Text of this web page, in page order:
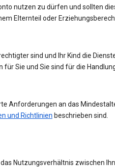
nutzen zu dürfen und sollten
Elternteil oder
sind und Ihr Kind die
Sie und Sie sind für die
Anforderungen an das
und Richtlinien beschrieben sind.
Nutzungsverhältnis zwischen